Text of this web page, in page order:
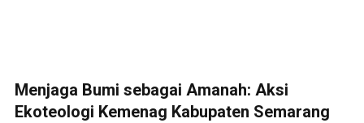
Menjaga Bumi sebagai Amanah: Aksi
Ekoteologi Kemenag Kabupaten Semarang